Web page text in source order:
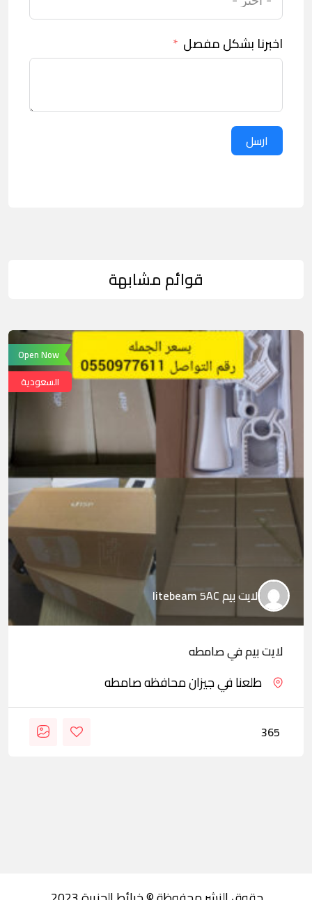
اخبرنا بشكل مفصل
ارسل
قوائم مشابهة
Open Now
السعودية
لايت بيم litebeam 5AC
لايت بيم في صامطه
طلعنا في جيزان محافظه صامطه
365